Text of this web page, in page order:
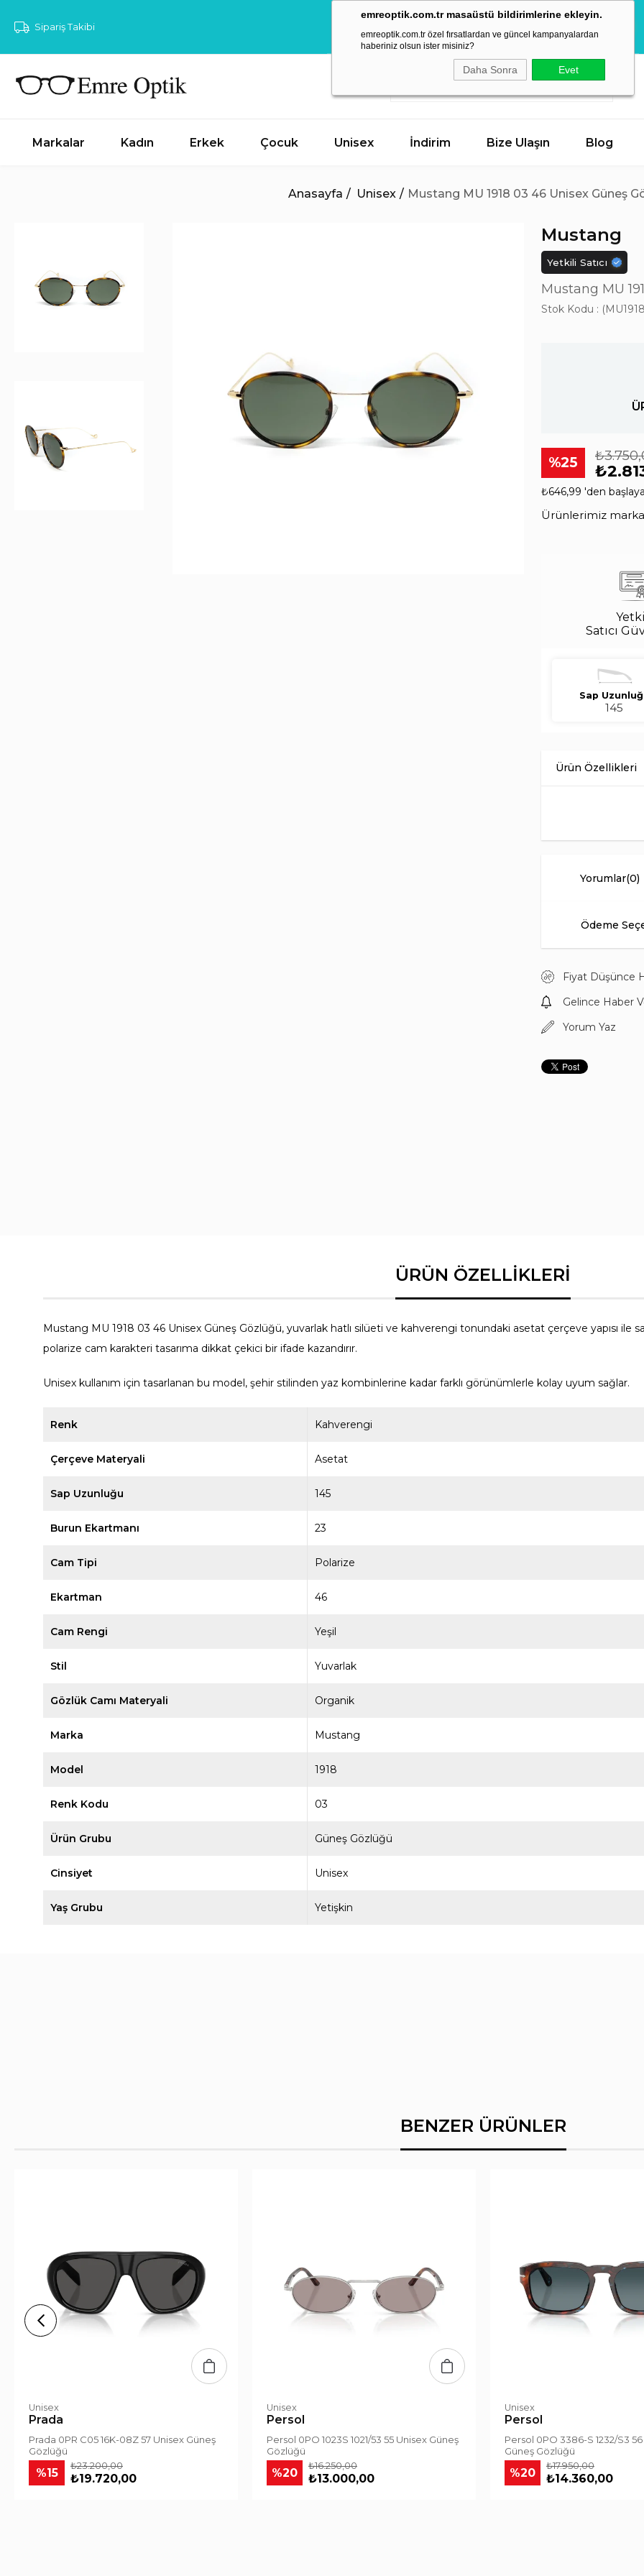
emreoptik.com.tr masaüstü bildirimlerine ekleyin.
emreoptik.com.tr özel fırsatlardan ve güncel kampanyalardan
haberiniz olsun ister misiniz?
Daha Sonra Evet
Sipariş Takibi
Mega Yaz
Başladı!
Markalar Kadın Erkek Çocuk Unisex İndirim Bize Ulaşın Blog
Anasayfa Unisex Mustang MU 1918 03 46 Unisex Güneş
Mustang
Yetkili Satıcı
Mustang MU
Stok Kodu
25
₺646,99 'den
Ürünlerimiz
Satıcı
Sap
145
Unisex kullanım için
Burun Ekartmanı
Cam Rengi
Gözlük Camı
Model
Ürün Grubu
Cinsiyet
Yorumlar(0)
Ödeme
Fiyat Düşünce
Gelince Haber
Yorum Yaz
Mustang MU 1918 03 46 Unisex Güneş Gözlüğü, yuvarlak hatlı silüeti ve kahverengi tonundaki asetat çerçeve yapısı ile
polarize cam karakteri tasarıma dikkat çekici bir ifade kazandırır.
Unisex kullanım için tasarlanan bu model, şehir stilinden yaz kombinlerine kadar farklı görünümlerle kolay uyum sağlar.
Renk Kahverengi
Çerçeve Materyali Asetat
Sap Uzunluğu 145
Burun Ekartmanı 23
Cam Tipi Polarize
Ekartman 46
Cam Rengi Yeşil
Stil Yuvarlak
Gözlük Camı Materyali Organik
Marka Mustang
Model 1918
Renk Kodu 03
Ürün Grubu Güneş Gözlüğü
Cinsiyet Unisex
Yaş Grubu Yetişkin
BENZER ÜRÜNLER
Unisex
Prada
Prada 0PR C05 16K-08Z 57 Unisex Güneş
Gözlüğü
%15 ₺19.720,00
₺23.200,00
Unisex
Persol
Persol 0PO 1023S 1021/53 55 Unisex Güneş
Gözlüğü
%20 ₺13.000,00
₺16.250,00
Unisex
Persol
Persol 0PO 3386-S 1232/S3
Güneş Gözlüğü
%20 ₺14.360,00
₺17.950,00